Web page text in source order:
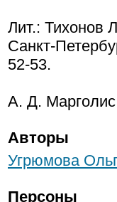
Лит.: Тихонов
Санкт-
52-53.
А. Д.
Авторы
Угрюмова
Персоны